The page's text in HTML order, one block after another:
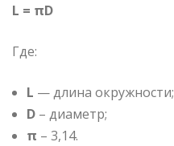
L = πD
Где:
L — длина окружности;
D – диаметр;
π – 3,14.